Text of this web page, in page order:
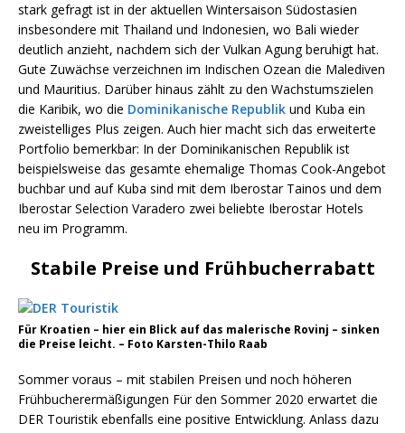
stark gefragt ist in der aktuellen Wintersaison Südostasien
insbesondere mit Thailand und Indonesien, wo Bali wieder
deutlich anzieht, nachdem sich der Vulkan Agung beruhigt hat.
Gute Zuwächse verzeichnen im Indischen Ozean die Malediven
und Mauritius. Darüber hinaus zählt zu den Wachstumszielen
die Karibik, wo die Dominikanische Republik und Kuba ein
zweistelliges Plus zeigen. Auch hier macht sich das erweiterte
Portfolio bemerkbar: In der Dominikanischen Republik ist
beispielsweise das gesamte ehemalige Thomas Cook-Angebot
buchbar und auf Kuba sind mit dem Iberostar Tainos und dem
Iberostar Selection Varadero zwei beliebte Iberostar Hotels
neu im Programm.
Stabile Preise und Frühbucherrabatt
Für Kroatien – hier ein Blick auf das malerische Rovinj – sinken
die Preise leicht. – Foto Karsten-Thilo Raab
Sommer voraus – mit stabilen Preisen und noch höheren
Frühbucherermäßigungen Für den Sommer 2020 erwartet die
DER Touristik ebenfalls eine positive Entwicklung. Anlass dazu